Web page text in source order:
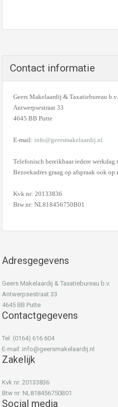
Contact informatie
Geers Makelaardij & Taxatiebureau b.v.
Antwerpsestraat 33
4645 BB Putte
E-mail: info@geersmakelaardij.nl
Telefonisch bereikbaar iedere werkdag
Bezoekadres graag op afspraak ook
Kvk nr: 20133836
Btw nr: NL818456750B01
Adresgegevens
Geers Makelaardij & Taxatiebureau b.v.
Antwerpsestraat 33
4645 BB Putte
Contactgegevens
Tel: (0164) 616 604
E-mail: info@geersmakelaardij.nl
Zakelijk
Kvk nr: 20133836
Btw nr: NL818456750B01
Social media